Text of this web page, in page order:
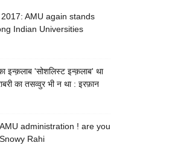
AMU again stands
Indian Universities
इन्क़लाब 'सोशलिस्ट इन्क़लाब' था
का तसव्वुर भी न था : इरफ़ान
administration ! are you
Rahi